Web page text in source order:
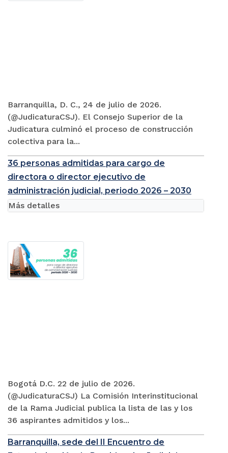
Barranquilla, D. C., 24 de julio de 2026.
(@JudicaturaCSJ). El Consejo Superior de la
Judicatura culminó el proceso de construcción
colectiva para la...
36 personas admitidas para cargo de
directora o director ejecutivo de
administración judicial, periodo 2026 – 2030
Bogotá D.C. 22 de julio de 2026.
(@JudicaturaCSJ) La Comisión Interinstitucional
de la Rama Judicial publica la lista de las y los
36 aspirantes admitidos y los...
Más detalles
Barranquilla, sede del II Encuentro de